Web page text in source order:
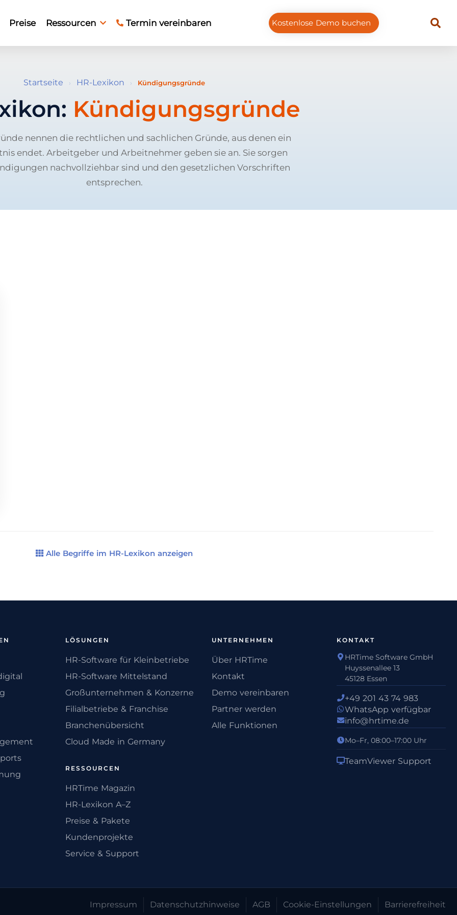
Preise Ressourcen Termin vereinbaren Kostenlose Demo buchen
Startseite › HR-Lexikon › Kündigungsgründe
Kündigungsgründe
nennen die rechtlichen und sachlichen Gründe, aus denen ein
endet. Arbeitgeber und Arbeitnehmer geben sie an. Sie sorgen
nachvollziehbar sind und den gesetzlichen Vorschriften
entsprechen.
Alle Begriffe im HR-Lexikon anzeigen
LÖSUNGEN
HR-Software für Kleinbetriebe
HR-Software Mittelstand
Großunternehmen & Konzerne
Filialbetriebe & Franchise
Branchenübersicht
Cloud Made in Germany
RESSOURCEN
HRTime Magazin
HR-Lexikon A–Z
Preise & Pakete
Kundenprojekte
Service & Support
UNTERNEHMEN
Über HRTime
Kontakt
Demo vereinbaren
Partner werden
Alle Funktionen
KONTAKT
HRTime Software GmbH
Huyssenallee 13
45128 Essen
+49 201 43 74 983
WhatsApp verfügbar
info@hrtime.de
Mo–Fr, 08:00–17:00 Uhr
TeamViewer Support
Impressum Datenschutz­hinweise AGB Cookie-Einstellungen Barrierefreiheit